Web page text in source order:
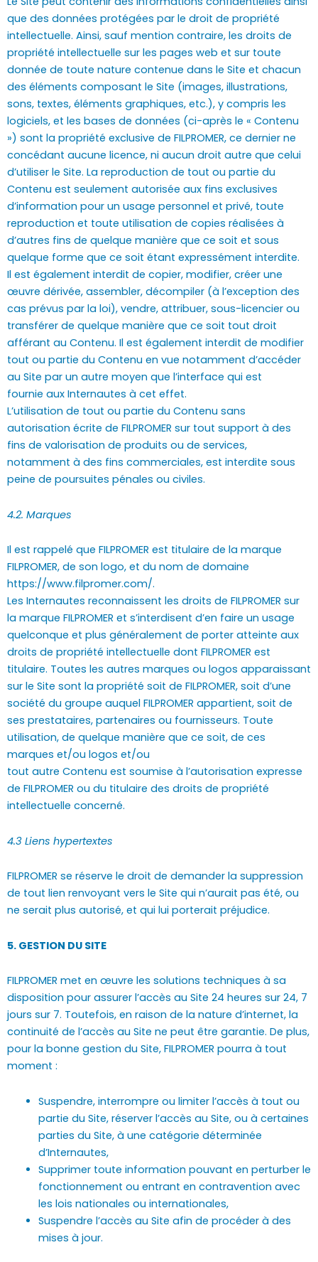
que des données protégées par le droit de propriété
intellectuelle. Ainsi, sauf mention contraire, les droits de
propriété intellectuelle sur les pages web et sur toute
donnée de toute nature contenue dans le Site et chacun
des éléments composant le Site (images, illustrations,
sons, textes, éléments graphiques, etc.), y compris les
logiciels, et les bases de données (ci-après le « Contenu
») sont la propriété exclusive de FILPROMER, ce dernier ne
concédant aucune licence, ni aucun droit autre que celui
d’utiliser le Site. La reproduction de tout ou partie du
Contenu est seulement autorisée aux fins exclusives
d’information pour un usage personnel et privé, toute
reproduction et toute utilisation de copies réalisées à
d’autres fins de quelque manière que ce soit et sous
quelque forme que ce soit étant expressément interdite.
Il est également interdit de copier, modifier, créer une
œuvre dérivée, assembler, décompiler (à l’exception des
cas prévus par la loi), vendre, attribuer, sous-licencier ou
transférer de quelque manière que ce soit tout droit
afférant au Contenu. Il est également interdit de modifier
tout ou partie du Contenu en vue notamment d’accéder
au Site par un autre moyen que l’interface qui est
fournie aux Internautes à cet effet.
L’utilisation de tout ou partie du Contenu sans
autorisation écrite de FILPROMER sur tout support à des
fins de valorisation de produits ou de services,
notamment à des fins commerciales, est interdite sous
peine de poursuites pénales ou civiles.
4.2. Marques
Il est rappelé que FILPROMER est titulaire de la marque
FILPROMER, de son logo, et du nom de domaine
https://www.filpromer.com/.
Les Internautes reconnaissent les droits de FILPROMER sur
la marque FILPROMER et s’interdisent d’en faire un usage
quelconque et plus généralement de porter atteinte aux
droits de propriété intellectuelle dont FILPROMER est
titulaire. Toutes les autres marques ou logos apparaissant
sur le Site sont la propriété soit de FILPROMER, soit d’une
société du groupe auquel FILPROMER appartient, soit de
ses prestataires, partenaires ou fournisseurs. Toute
utilisation, de quelque manière que ce soit, de ces
marques et/ou logos et/ou
tout autre Contenu est soumise à l’autorisation expresse
de FILPROMER ou du titulaire des droits de propriété
intellectuelle concerné.
4.3 Liens hypertextes
FILPROMER se réserve le droit de demander la suppression
de tout lien renvoyant vers le Site qui n’aurait pas été, ou
ne serait plus autorisé, et qui lui porterait préjudice.
5. GESTION DU SITE
FILPROMER met en œuvre les solutions techniques à sa
disposition pour assurer l’accès au Site 24 heures sur 24, 7
jours sur 7. Toutefois, en raison de la nature d’internet, la
continuité de l’accès au Site ne peut être garantie. De plus,
pour la bonne gestion du Site, FILPROMER pourra à tout
moment :
Suspendre, interrompre ou limiter l’accès à tout ou
partie du Site, réserver l’accès au Site, ou à certaines
parties du Site, à une catégorie déterminée
d’Internautes,
Supprimer toute information pouvant en perturber le
fonctionnement ou entrant en contravention avec
les lois nationales ou internationales,
Suspendre l’accès au Site afin de procéder à des
mises à jour.